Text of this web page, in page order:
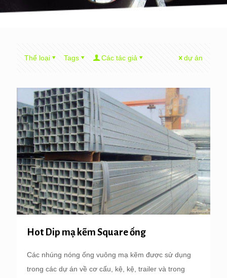
Thể loại Tags Các tác giả dự án
Hot Dip mạ kẽm Square ống
Các nhúng nóng ống vuông mạ kẽm được sử dụng
trong các dự án về cơ cấu, kệ, kệ, trailer và trong